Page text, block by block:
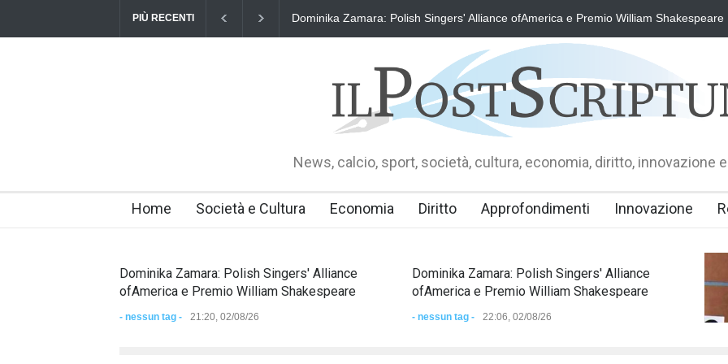
PIÙ RECENTI Dominika Zamara: Polish Singers' Alliance ofAmerica e Premio William Shakespeare
News, calcio, sport, società, cultura, economia, diritto, innovazione
Home Società e Cultura Economia Diritto Approfondimenti Innovazione
Dominika Zamara: Polish Singers' Alliance
ofAmerica e Premio William Shakespeare
- nessun tag - 21:20, 02/08/26
Dominika Zamara: Polish Singers' Alliance
ofAmerica e Premio William Shakespeare
- nessun tag - 22:06, 02/08/26